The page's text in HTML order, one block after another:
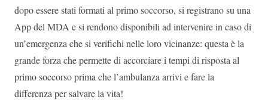
dopo essere stati formati al primo soccorso, si registrano su una
App del MDA e si rendono disponibili ad intervenire in caso di
un’emergenza che si verifichi nelle loro vicinanze: questa è la
grande forza che permette di accorciare i tempi di risposta al
primo soccorso prima che l’ambulanza arrivi e fare la
differenza per salvare la vita!